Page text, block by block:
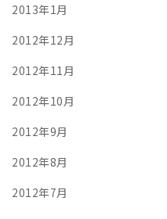
2013年1月
2012年12月
2012年11月
2012年10月
2012年9月
2012年8月
2012年7月